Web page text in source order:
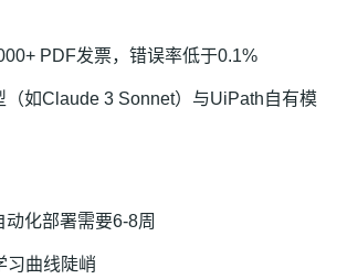
PDF发票，错误率低于0.1%
（如Claude 3 Sonnet）与UiPath自有模
动化部署需要6-8周
习曲线陡峭